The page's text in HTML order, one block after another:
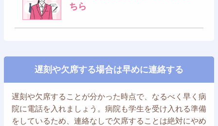
ちら
遅刻や欠席する場合は早めに連絡する
遅刻や欠席することが分かった時点で、なるべく早く病
院に電話を入れましょう。病院も学生を受け入れる準備
をしているため、連絡なしで欠席することは絶対にやめ